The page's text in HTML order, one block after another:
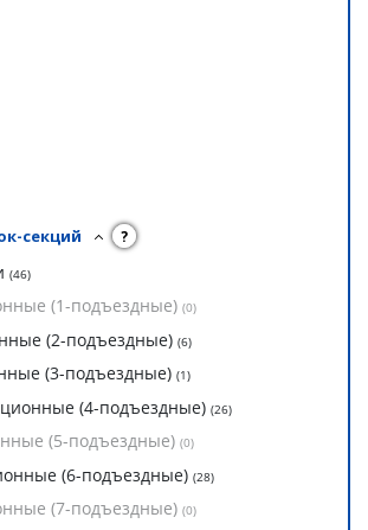
секций ?
(46)
(1-подъездные) (0)
(2-подъездные) (6)
(3-подъездные) (1)
(4-подъездные) (26)
(5-подъездные) (0)
(6-подъездные) (28)
(7-подъездные) (0)